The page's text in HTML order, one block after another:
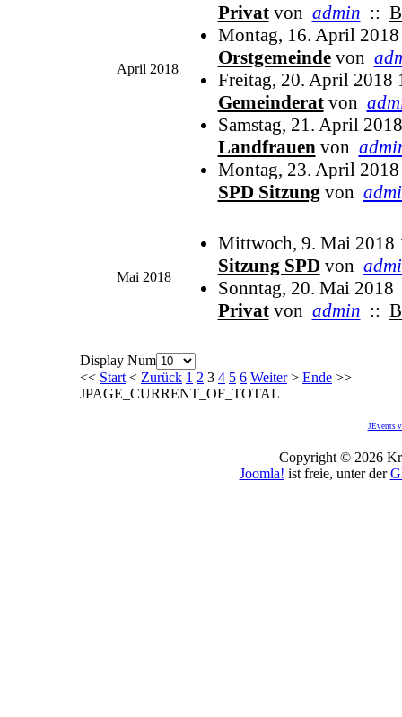
April 2018
Privatvon admin ::
Montag, 16. April
Orstgemeindevon
Freitag, 20. April 2018
Gemeinderatvon
Samstag, 21. April
Landfrauenvon
Montag, 23. April
SPD Sitzung von
Mai 2018
Mittwoch, 9. Mai 2018
Sitzung SPDvon
Sonntag, 20. Mai 2018
Privatvon admin ::
Display Num
<< Start < Zurück 1 2 3 4 5 6 Weiter> Ende >>
JPAGE_CURRENT_OF_TOTAL
JEvents
Copyright © 2026
Joomla! ist freie, unter der